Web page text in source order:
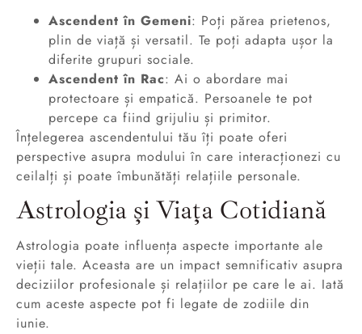
Ascendent în Gemeni: Poți părea prietenos,
plin de viață și versatil. Te poți adapta ușor la
diferite grupuri sociale.
Ascendent în Rac: Ai o abordare mai
protectoare și empatică. Persoanele te pot
percepe ca fiind grijuliu și primitor.
Înțelegerea ascendentului tău îți poate oferi
perspective asupra modului în care interacționezi cu
ceilalți și poate îmbunătăți relațiile personale.
Astrologia și Viața Cotidiană
Astrologia poate influența aspecte importante ale
vieții tale. Aceasta are un impact semnificativ asupra
deciziilor profesionale și relațiilor pe care le ai. Iată
cum aceste aspecte pot fi legate de zodiile din
iunie.